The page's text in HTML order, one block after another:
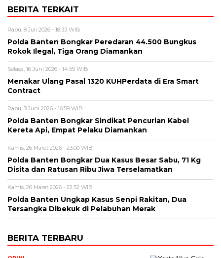
BERITA TERKAIT
Rabu, 8 Juli 2026 - 18:33 WIB
Polda Banten Bongkar Peredaran 44.500 Bungkus
Rokok Ilegal, Tiga Orang Diamankan
Selasa, 16 Juni 2026 - 14:55 WIB
Menakar Ulang Pasal 1320 KUHPerdata di Era Smart
Contract
Rabu, 3 Juni 2026 - 16:59 WIB
Polda Banten Bongkar Sindikat Pencurian Kabel
Kereta Api, Empat Pelaku Diamankan
Kamis, 26 Maret 2026 - 23:00 WIB
Polda Banten Bongkar Dua Kasus Besar Sabu, 71 Kg
Disita dan Ratusan Ribu Jiwa Terselamatkan
Kamis, 26 Maret 2026 - 22:52 WIB
Polda Banten Ungkap Kasus Senpi Rakitan, Dua
Tersangka Dibekuk di Pelabuhan Merak
BERITA TERBARU